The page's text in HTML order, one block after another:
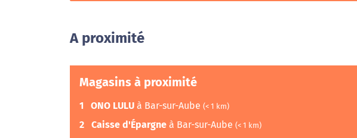
A proximité
Magasins à proximité
1 ONO LULU à Bar-sur-Aube (< 1 km)
2 Caisse d'Épargne à Bar-sur-Aube (< 1 km)